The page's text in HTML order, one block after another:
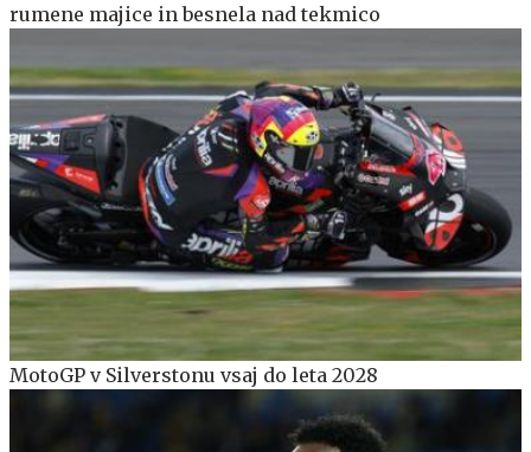
rumene majice in besnela nad tekmico
MotoGP v Silverstonu vsaj do leta 2028